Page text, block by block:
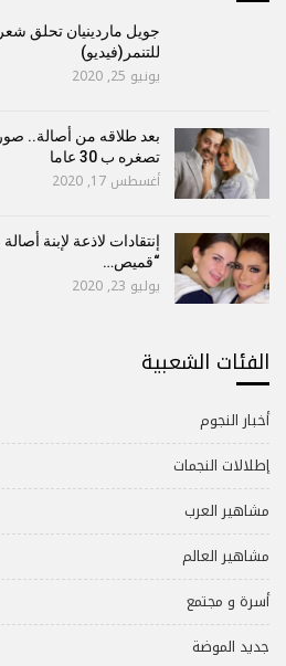
جويل ماردينيان تحلق
للتنمر(فيديو)
يونيو 25, 2020
بعد طلاقه من أصالة..
تصغره ب 30 عاما
أغسطس 17, 2020
إنتقادات لاذعة لإبنة
“قميص…
يوليو 23, 2020
الفئات الشعبية
أخبار النجوم
إطلالات النجمات
مشاهير العرب
مشاهير العالم
أسرة و مجتمع
جديد الموضة